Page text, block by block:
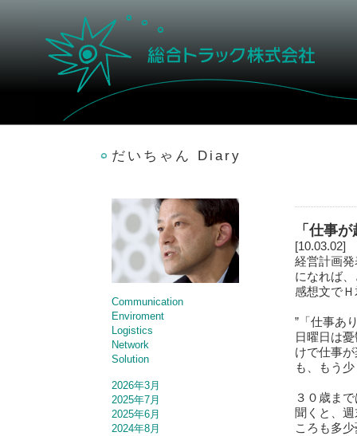
だいちゃん Diary
Communication
Enviroment
Logistics
Network
Solution
2026年3月
2025年7月
2025年6月
2024年8月
「仕事
[10.03.02]
経営計画
になれば
感想文で
”「仕事あ
日曜日は
けで仕事
も、もう
３０歳ま
聞くと、
ころも多